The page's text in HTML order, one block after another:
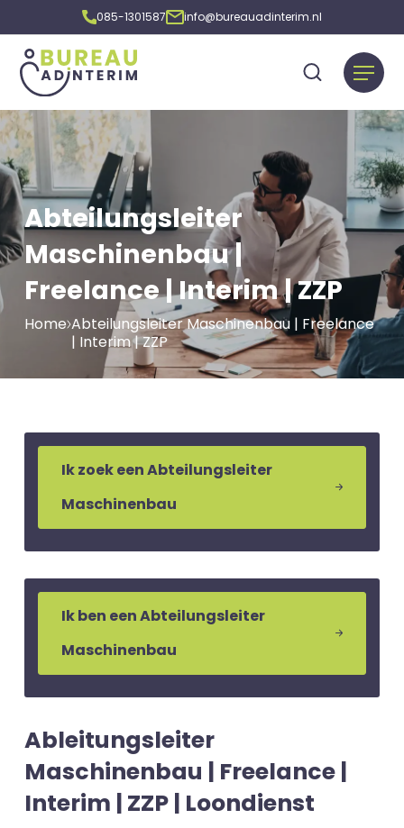
085-1301587 info@bureauadinterim.nl
Abteilungsleiter
Maschinenbau |
Freelance | Interim | ZZP
Home Abteilungsleiter Maschinenbau | Freelance
| Interim | ZZP
Ik zoek een Abteilungsleiter
Maschinenbau
Ik ben een Abteilungsleiter
Maschinenbau
Ableitungsleiter
Maschinenbau | Freelance |
Interim | ZZP | Loondienst